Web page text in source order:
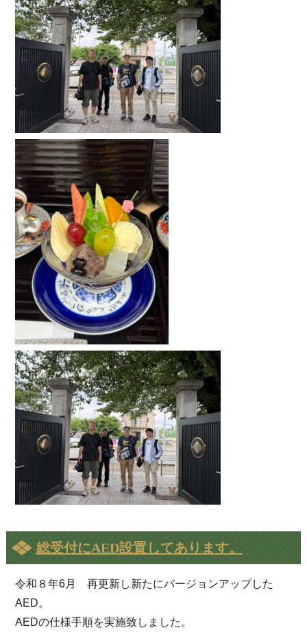
総受付にAED設置してあります。
令和８年6月 再更新し新たにバージョンアップした
AED。
AEDの仕様手順を実施致しました。